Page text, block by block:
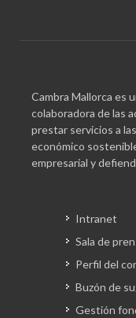
Cambra Mallorca es
colaboradora de las
prestar servicios a
económico
empresarial y
Intranet
Sala de
Perfil del
Buzón de
Gestión